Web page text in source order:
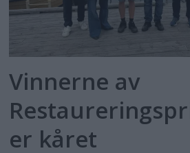
Vinnerne av
er kåret